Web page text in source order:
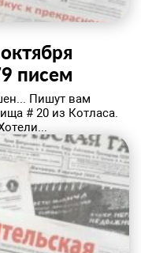
писем
Пишут вам
# 20 из Котласа.